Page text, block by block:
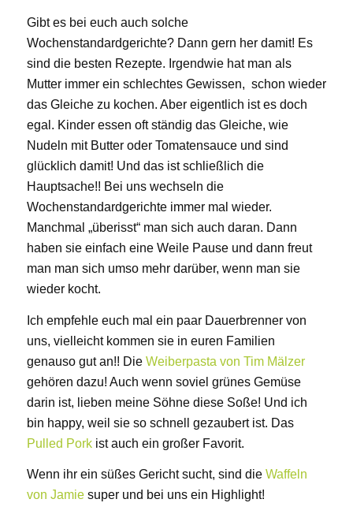
Gibt es bei euch auch solche
Wochenstandardgerichte? Dann gern her damit! Es
sind die besten Rezepte. Irgendwie hat man als
Mutter immer ein schlechtes Gewissen, schon wieder
das Gleiche zu kochen. Aber eigentlich ist es doch
egal. Kinder essen oft ständig das Gleiche, wie
Nudeln mit Butter oder Tomatensauce und sind
glücklich damit! Und das ist schließlich die
Hauptsache!! Bei uns wechseln die
Wochenstandardgerichte immer mal wieder.
Manchmal „überisst“ man sich auch daran. Dann
haben sie einfach eine Weile Pause und dann freut
man man sich umso mehr darüber, wenn man sie
wieder kocht.
Ich empfehle euch mal ein paar Dauerbrenner von
uns, vielleicht kommen sie in euren Familien
genauso gut an!! Die Weiberpasta von Tim Mälzer
gehören dazu! Auch wenn soviel grünes Gemüse
darin ist, lieben meine Söhne diese Soße! Und ich
bin happy, weil sie so schnell gezaubert ist. Das
Pulled Porkist auch ein großer Favorit.
Wenn ihr ein süßes Gericht sucht, sind die Waffeln
von Jamiesuper und bei uns ein Highlight!